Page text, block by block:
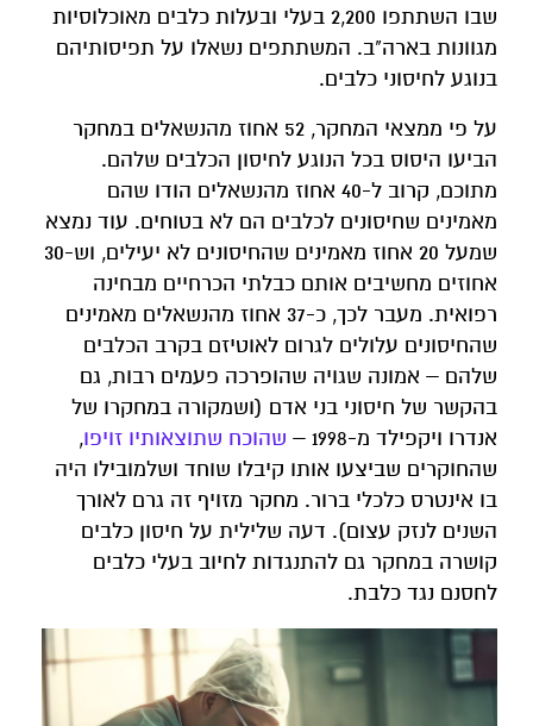
שבו השתתפו 2,200 בעלי ובעלות כלבים מאוכלוסיות
מגוונות בארה"ב. המשתתפים נשאלו על תפיסותיהם
בנוגע לחיסוני כלבים.
על פי ממצאי המחקר, 52 אחוז מהנשאלים במחקר
הביעו היסוס בכל הנוגע לחיסון הכלבים שלהם.
מתוכם, קרוב ל-40 אחוז מהנשאלים הודו שהם
מאמינים שחיסונים לכלבים הם לא בטוחים. עוד נמצא
שמעל 20 אחוז מאמינים שהחיסונים לא יעילים, וש-30
אחוזים מחשיבים אותם כבלתי הכרחיים מבחינה
רפואית. מעבר לכך, כ-37 אחוז מהנשאלים מאמינים
שהחיסונים עלולים לגרום לאוטיזם בקרב הכלבים
שלהם – אמונה שגויה שהופרכה פעמים רבות, גם
בהקשר של חיסוני בני אדם (ושמקורה במחקרו של
אנדרו ויקפילד מ-1998 –
שהוכח שתוצאותיו זויפו,
שהחוקרים שביצעו אותו קיבלו שוחד ושלמובילו היה
בו אינטרס כלכלי ברור. מחקר מזויף זה גרם לאורך
השנים לנזק עצום). דעה שלילית על חיסון כלבים
קושרה במחקר גם להתנגדות לחיוב בעלי כלבים
לחסנם נגד כלבת.